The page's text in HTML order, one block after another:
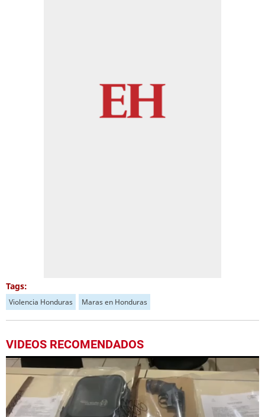
Tags:
Violencia Honduras Maras en Honduras
VIDEOS RECOMENDADOS